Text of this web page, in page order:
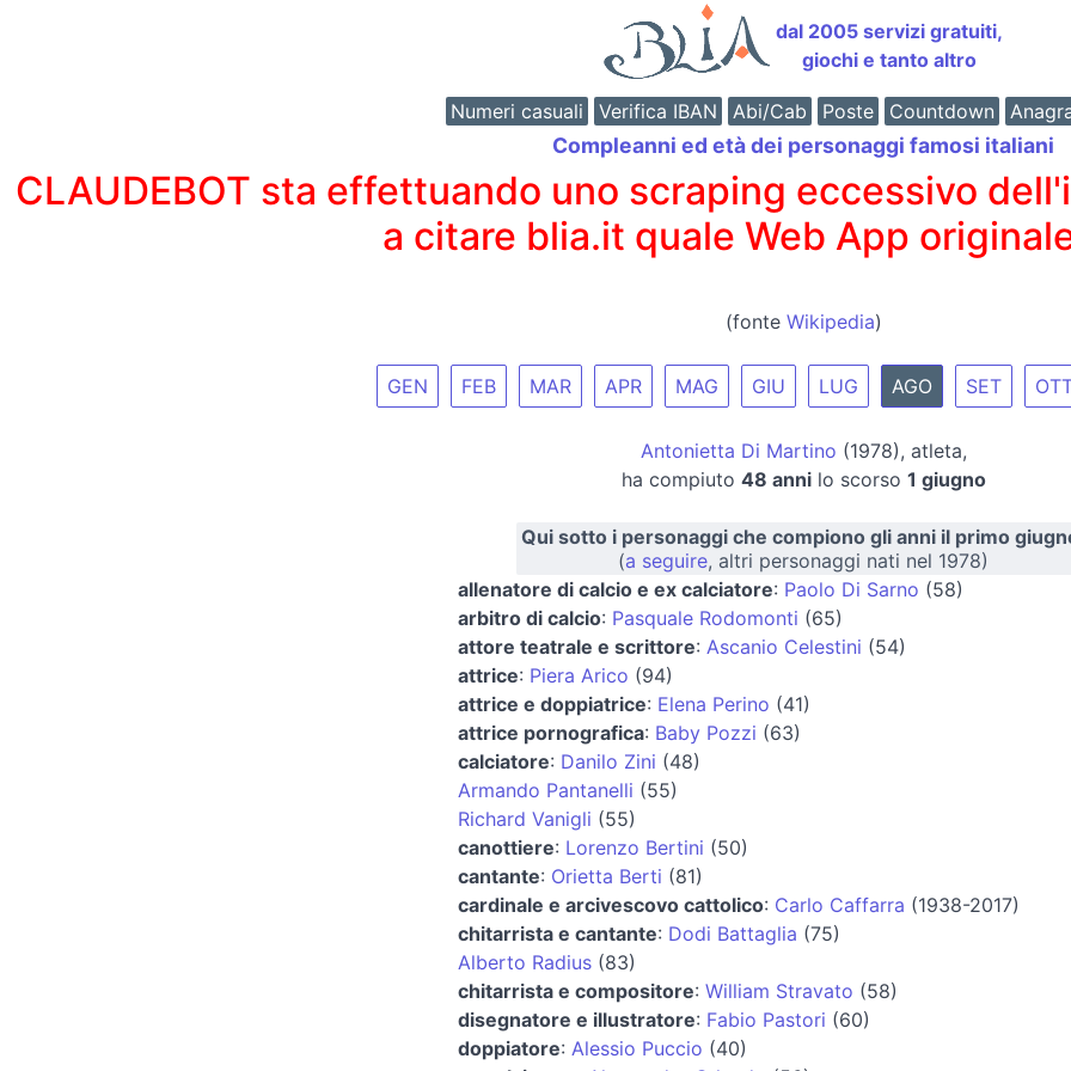
dal 2005 servizi gratuiti,
giochi e tanto altro
Numeri casuali Verifica IBAN Abi/Cab Poste Countdown
Compleanni ed età dei personaggi famosi italiani
CLAUDEBOT sta effettuando uno scraping eccessivo
a citare blia.it quale Web App
(fonte Wikipedia)
GEN FEB MAR APR MAG GIU LUG AGO SET
Antonietta Di Martino (1978), atleta,
ha compiuto 48 annilo scorso 1 giugno
Qui sotto i personaggi che compiono gli anni il primo
(a seguire, altri personaggi nati nel 1978)
allenatore di calcio e ex calciatore: Paolo Di Sarno (58)
arbitro di calcio: Pasquale Rodomonti (65)
attore teatrale e scrittore: Ascanio Celestini (54)
attrice: Piera Arico (94)
attrice e doppiatrice: Elena Perino (41)
attrice pornografica: Baby Pozzi (63)
calciatore: Danilo Zini (48)
Armando Pantanelli (55)
Richard Vanigli (55)
canottiere: Lorenzo Bertini (50)
cantante: Orietta Berti (81)
cardinale e arcivescovo cattolico: Carlo Caffarra (1938-2017)
chitarrista e cantante: Dodi Battaglia (75)
Alberto Radius(83)
chitarrista e compositore: William Stravato (58)
disegnatore e illustratore: Fabio Pastori (60)
doppiatore: Alessio Puccio (40)